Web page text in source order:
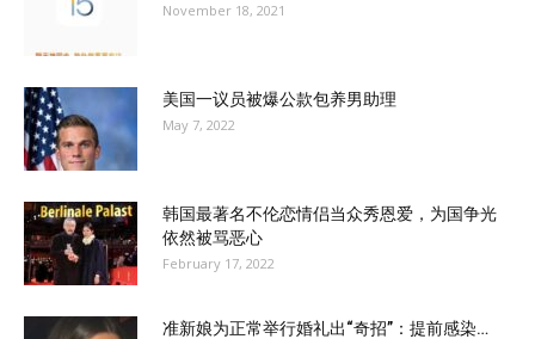
November 18, 2021
美国一议员被爆公款包养男助理
May 7, 2022
韩国最著名不伦恋情侣当众秀恩爱，为国争光
依然被骂恶心
February 17, 2022
准新娘为正常举行婚礼出“奇招”：提前感染…